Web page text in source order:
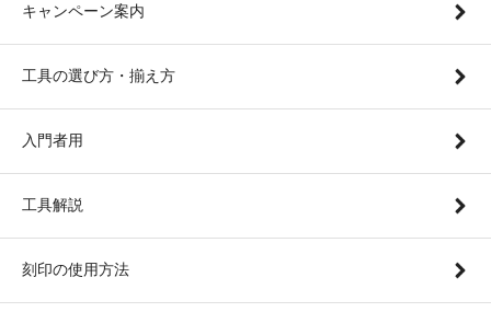
キャンペーン案内
工具の選び方・揃え方
入門者用
工具解説
刻印の使用方法